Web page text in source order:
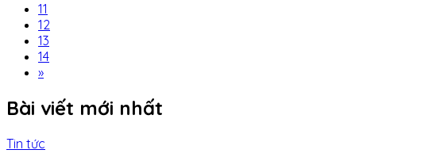
11
12
13
14
»
Bài viết mới nhất
Tin tức